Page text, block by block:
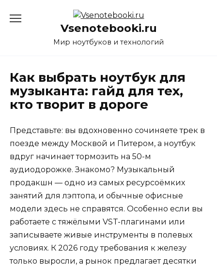
Vsenotebooki.ru
Мир ноутбуков и технологий
Как выбрать ноутбук для
музыканта: гайд для тех,
кто творит в дороге
Представьте: вы вдохновенно сочиняете трек в
поезде между Москвой и Питером, а ноутбук
вдруг начинает тормозить на 50-м
аудиодорожке. Знакомо? Музыкальный
продакшн — одно из самых ресурсоёмких
занятий для лэптопа, и обычные офисные
модели здесь не справятся. Особенно если вы
работаете с тяжёлыми VST-плагинами или
записываете живые инструменты в полевых
условиях. К 2026 году требования к железу
только выросли, а рынок предлагает десятки